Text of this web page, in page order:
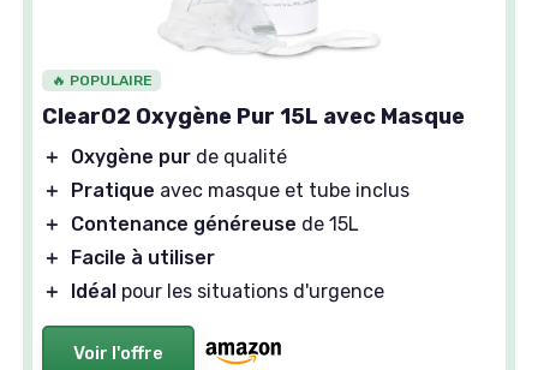
🔥 POPULAIRE
ClearO2 Oxygène Pur 15L avec Masque
＋ Oxygène pur de qualité
＋
Pratique avec masque et tube inclus
＋
Contenance généreuse de 15L
＋
Facile à utiliser
＋
Idéal pour les situations d'urgence
Voir l'offre